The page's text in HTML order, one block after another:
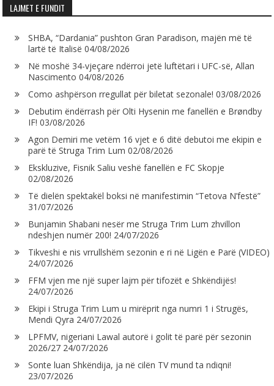
LAJMET E FUNDIT
SHBA, “Dardania” pushton Gran Paradison, majën më të
lartë të Italisë 04/08/2026
Në moshë 34-vjeçare ndërroi jetë luftëtari i UFC-së, Allan
Nascimento 04/08/2026
Como ashpërson rregullat për biletat sezonale! 03/08/2026
Debutim ëndërrash për Olti Hysenin me fanellën e Brøndby
IF! 03/08/2026
Agon Demiri me vetëm 16 vjet e 6 ditë debutoi me ekipin e
parë të Struga Trim Lum 02/08/2026
Ekskluzive, Fisnik Saliu veshë fanellën e FC Skopje
02/08/2026
Të dielën spektakël boksi në manifestimin “Tetova N’festë”
31/07/2026
Bunjamin Shabani nesër me Struga Trim Lum zhvillon
ndeshjen numër 200! 24/07/2026
Tikveshi e nis vrrullshëm sezonin e ri në Ligën e Parë (VIDEO)
24/07/2026
FFM vjen me një super lajm për tifozët e Shkëndijës!
24/07/2026
Ekipi i Struga Trim Lum u mirëprit nga numri 1 i Strugës,
Mendi Qyra 24/07/2026
LPFMV, nigeriani Lawal autorë i golit të parë për sezonin
2026/27 24/07/2026
Sonte luan Shkëndija, ja në cilën TV mund ta ndiqni!
23/07/2026